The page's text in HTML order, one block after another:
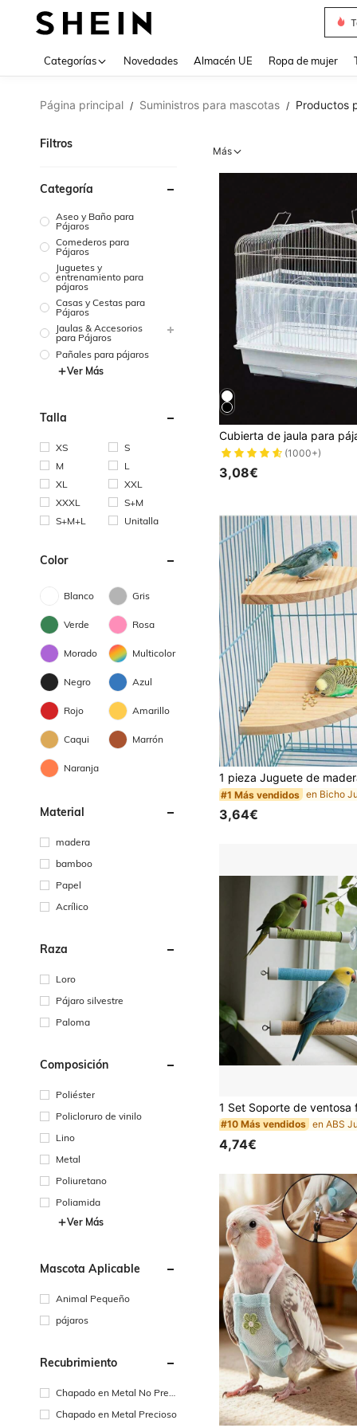
Categorías Novedades Almacén UE Ropa de mujer
Página principal / Suministros para mascotas / Productos
Filtros
Categoría
Aseo y Baño para
Pájaros
Comederos para
Pájaros
Juguetes y
entrenamiento para
pájaros
Casas y Cestas para
Pájaros
Jaulas & Accesorios
para Pájaros
Pañales para pájaros
Ver Más
Talla
XS
S
M
L
XL
XXL
XXXL
S+M
S+M+L
Unitalla
Color
Blanco Gris
Verde Rosa
Morado Multicolor
Negro Azul
Rojo Amarillo
Caqui Marrón
Naranja
Material
madera
bamboo
Papel
Acrílico
Raza
Loro
Pájaro silvestre
Paloma
Composición
Poliéster
Policloruro de vinilo
Lino
Metal
Poliuretano
Poliamida
Ver Más
Mascota Aplicable
Animal Pequeño
pájaros
Recubrimiento
Chapado en Metal No Preci
Chapado en Metal Precioso
Más
(1000+)
3,08€
#1 Más vendidos
(1000+)
#1 Más vendidos
(1000+)
#1 Más vendidos
(1000+)
#1 Más vendidos
3,64€
#10 Más vendidos
4,74€